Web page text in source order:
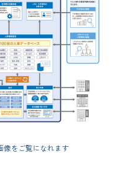
をご覧になれます